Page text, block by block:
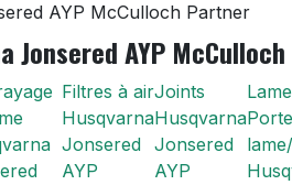
AYP McCulloch Partner
Jonsered AYP
Filtres à air
Husqvarna
Jonsered
AYP
Joints
Husqvarna
Jonsered
AYP